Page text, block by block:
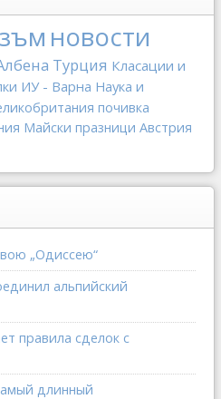
новости
Турция Класации и
ИУ - Варна Наука и
почивка
Майски празници Австрия
„Одиссею“
альпийский
правила сделок с
длинный